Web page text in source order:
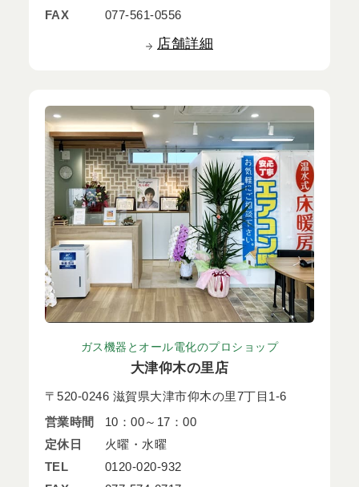
FAX
077-561-0556
店舗詳細
ガス機器とオール電化のプロショップ
大津仰木の里店
〒520-0246 滋賀県大津市仰木の里7丁目1-6
営業時間
10：00～17：00
定休日
火曜・水曜
TEL
0120-020-932